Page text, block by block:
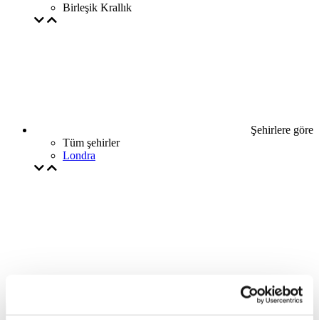
Birleşik Krallık
Şehirlere göre
Tüm şehirler
Londra